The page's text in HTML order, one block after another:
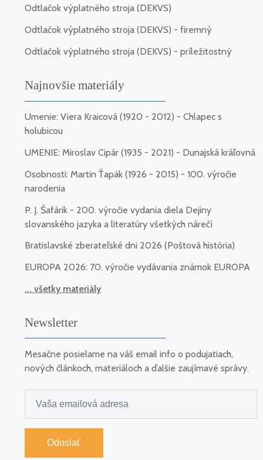
Odtlačok výplatného stroja (DEKVS)
Odtlačok výplatného stroja (DEKVS) - firemný
Odtlačok výplatného stroja (DEKVS) - príležitostný
Najnovšie materiály
Umenie: Viera Kraicová (1920 - 2012) - Chlapec s
holubicou
UMENIE: Miroslav Cipár (1935 - 2021) - Dunajská kráľovná
Osobnosti: Martin Ťapák (1926 - 2015) - 100. výročie
narodenia
P. J. Šafárik - 200. výročie vydania diela Dejiny
slovanského jazyka a literatúry všetkých nárečí
Bratislavské zberateľské dni 2026 (Poštová história)
EUROPA 2026: 70. výročie vydávania známok EUROPA
... všetky materiály
Newsletter
Mesačne posielame na váš email info o podujatiach,
nových článkoch, materiáloch a ďalšie zaujímavé správy.
Odoslať